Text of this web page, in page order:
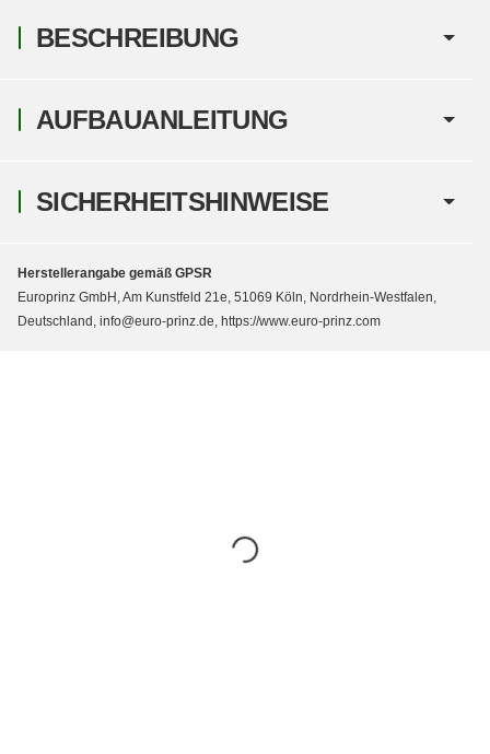
BESCHREIBUNG
AUFBAUANLEITUNG
SICHERHEITSHINWEISE
Herstellerangabe gemäß GPSR
Europrinz GmbH, Am Kunstfeld 21e, 51069 Köln, Nordrhein-Westfalen,
Deutschland, info@euro-prinz.de, https://www.euro-prinz.com